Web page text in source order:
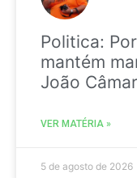
Politica:
mantém
João
VER MATÉRIA »
5 de agosto de 2026